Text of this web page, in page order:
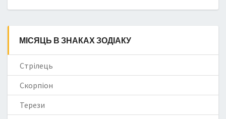
МІСЯЦЬ В ЗНАКАХ ЗОДІАКУ
Стрілець
Скорпіон
Терези